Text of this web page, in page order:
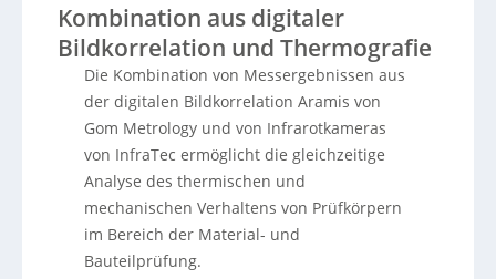
Kombination aus digitaler
Bildkorrelation und Thermografie
Die Kombination von Messergebnissen aus
der digitalen Bildkorrelation Aramis von
Gom Metrology und von Infrarotkameras
von InfraTec ermöglicht die gleichzeitige
Analyse des thermischen und
mechanischen Verhaltens von Prüfkörpern
im Bereich der Material- und
Bauteilprüfung.